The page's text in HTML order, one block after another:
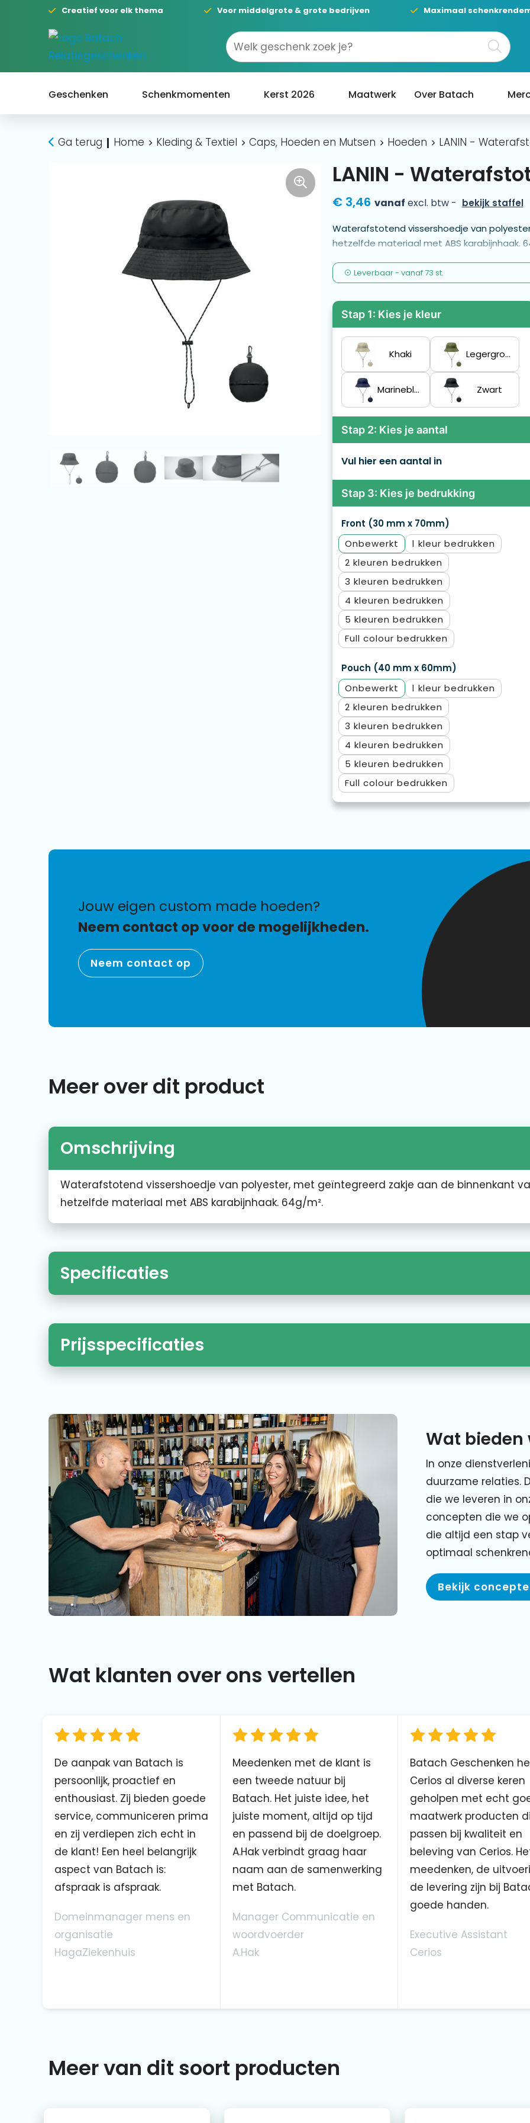
Creatief voor elk thema Voor middelgrote & grote bedrijven Maximaal
Geschenken Schenkmomenten Kerst 2026 Maatwerk Over Batach
Ga terug Home Kleding & Textiel Caps, Hoeden en Mutsen Hoeden LANIN -
LANIN -
€ 3,46 vanaf excl. btw - bekijk staffel
Waterafstotend vissershoedje van
hetzelfde materiaal met ABS karabijnhaak.
Leverbaar- vanaf73 st.
Stap 1: Kies je kleur
Khaki Legergroen
Marineblauw Zwart
Stap 2: Kies je aantal
Vul hier een aantal in
Stap 3: Kies je bedrukking
Front (30 mm x 70mm)
Onbewerkt
1
2
3
4
5
Full colour
Pouch (40 mm x 60mm)
Onbewerkt
1
2
3
4
5
Full colour
jouw eigen custom made hoeden?
Neem contact op voor de mogelijkheden.
Neem contact op
Meer over dit product
Omschrijving
Waterafstotend vissershoedje van polyester, met geïntegreerd zakje aan de binnenkant
hetzelfde materiaal met ABS karabijnhaak. 64g/m².
Specificaties
Prijsspecificaties
Wat bieden
In onze
duurzame relaties.
die we leveren in
concepten die we
die altijd een stap
optimaal
Bekijk
Wat klanten over ons vertellen
De aanpak van Batach is
persoonlijk, proactief en
enthousiast. Zij bieden goede
service, communiceren prima
en zij verdiepen zich echt in
de klant! Een heel belangrijk
aspect van Batach is:
afspraak is afspraak.
Domeinmanager mens en
organisatie
HagaZiekenhuis
Meedenken met de klant is
een tweede natuur bij
Batach. Het juiste idee, het
juiste moment, altijd op tijd
en passend bij de doelgroep.
A.Hak verbindt graag haar
naam aan de samenwerking
met Batach.
Manager Communicatie en
woordvoerder
A.Hak
Batach Geschenken
Cerios al diverse keren
geholpen met echt
maatwerk producten
passen bij kwaliteit en
beleving van Cerios.
meedenken, de
de levering zijn bij
goede handen.
Executive Assistant
Cerios
Meer van dit soort producten